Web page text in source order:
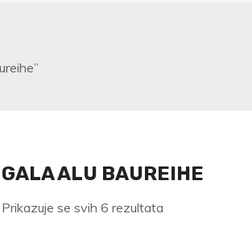
GALA ALU BAUREIHE
Prikazuje se svih 6 rezultataPoredano